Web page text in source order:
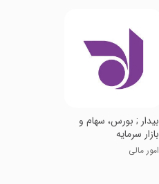
بیدار ; بورس، سهام و
بازار سرمایه
امور مالی